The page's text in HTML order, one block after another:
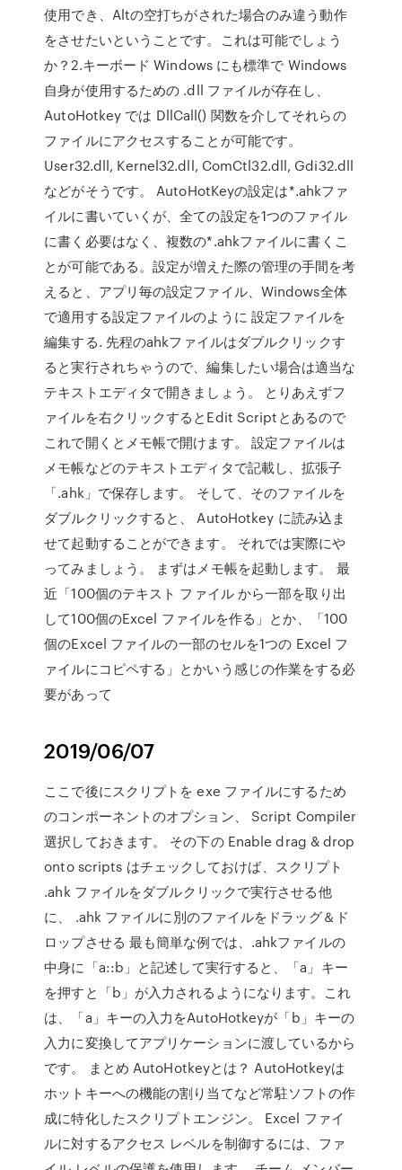
使用でき、Altの空打ちがされた場合のみ違う動作
をさせたいということです。これは可能でしょう
か？2.キーボード Windows にも標準で Windows
自身が使用するための .dll ファイルが存在し、
AutoHotkey では DllCall() 関数を介してそれらの
ファイルにアクセスすることが可能です。
User32.dll, Kernel32.dll, ComCtl32.dll, Gdi32.dll
などがそうです。 AutoHotKeyの設定は*.ahkファ
イルに書いていくが、全ての設定を1つのファイル
に書く必要はなく、複数の*.ahkファイルに書くこ
とが可能である。設定が増えた際の管理の手間を考
えると、アプリ毎の設定ファイル、Windows全体
で適用する設定ファイルのように 設定ファイルを
編集する. 先程のahkファイルはダブルクリックす
ると実行されちゃうので、編集したい場合は適当な
テキストエディタで開きましょう。 とりあえずフ
ァイルを右クリックするとEdit Scriptとあるので
これで開くとメモ帳で開けます。 設定ファイルは
メモ帳などのテキストエディタで記載し、拡張子
「.ahk」で保存します。 そして、そのファイルを
ダブルクリックすると、 AutoHotkey に読み込ま
せて起動することができます。 それでは実際にや
ってみましょう。 まずはメモ帳を起動します。 最
近「100個のテキスト ファイル から一部を取り出
して100個のExcel ファイルを作る」とか、「100
個のExcel ファイルの一部のセルを1つの Excel フ
ァイルにコピペする」とかいう感じの作業をする必
要があって
2019/06/07
ここで後にスクリプトを exe ファイルにするため
のコンポーネントのオプション、 Script Compiler
選択しておきます。 その下の Enable drag & drop
onto scripts はチェックしておけば、スクリプト
.ahk ファイルをダブルクリックで実行させる他
に、 .ahk ファイルに別のファイルをドラッグ＆ド
ロップさせる 最も簡単な例では、.ahkファイルの
中身に「a::b」と記述して実行すると、「a」キー
を押すと「b」が入力されるようになります。これ
は、「a」キーの入力をAutoHotkeyが「b」キーの
入力に変換してアプリケーションに渡しているから
です。 まとめ AutoHotkeyとは？ AutoHotkeyは
ホットキーへの機能の割り当てなど常駐ソフトの作
成に特化したスクリプトエンジン。 Excel ファイ
ルに対するアクセス レベルを制御するには、ファ